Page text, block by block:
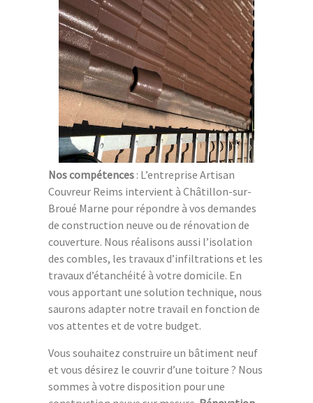
Nos compétences : L’entreprise Artisan
Couvreur Reims intervient à Châtillon-sur-
Broué Marne pour répondre à vos demandes
de construction neuve ou de rénovation de
couverture. Nous réalisons aussi l’isolation
des combles, les travaux d’infiltrations et les
travaux d’étanchéité à votre domicile. En
vous apportant une solution technique, nous
saurons adapter notre travail en fonction de
vos attentes et de votre budget.
Vous souhaitez construire un bâtiment neuf
et vous désirez le couvrir d’une toiture ? Nous
sommes à votre disposition pour une